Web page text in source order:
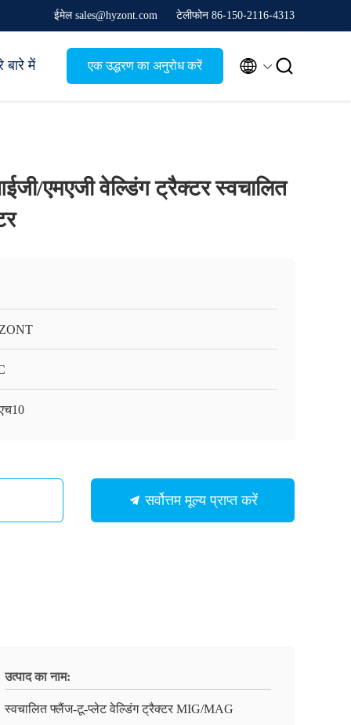
ईमेल sales@hyzont.com टेलीफोन 86-150-2116-4313
बारे में एक उद्धरण का अनुरोध करें  
एमएजी वेल्डिंग ट्रैक्टर स्वचालित
सर्वोत्तम मूल्य प्राप्त करें
उत्पाद का नाम:
स्वचालित फ्लैंज-टू-प्लेट वेल्डिंग ट्रैक्टर MIG/MAG